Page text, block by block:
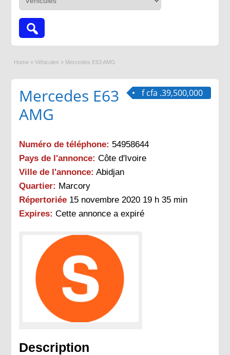
Home » Véhicules » Mercedes E63 AMG
f cfa .39,500,000
Mercedes E63
AMG
Numéro de téléphone: 54958644
Pays de l'annonce: Côte d'Ivoire
Ville de l'annonce: Abidjan
Quartier: Marcory
Répertoriée 15 novembre 2020 19 h 35 min
Expires: Cette annonce a expiré
Description